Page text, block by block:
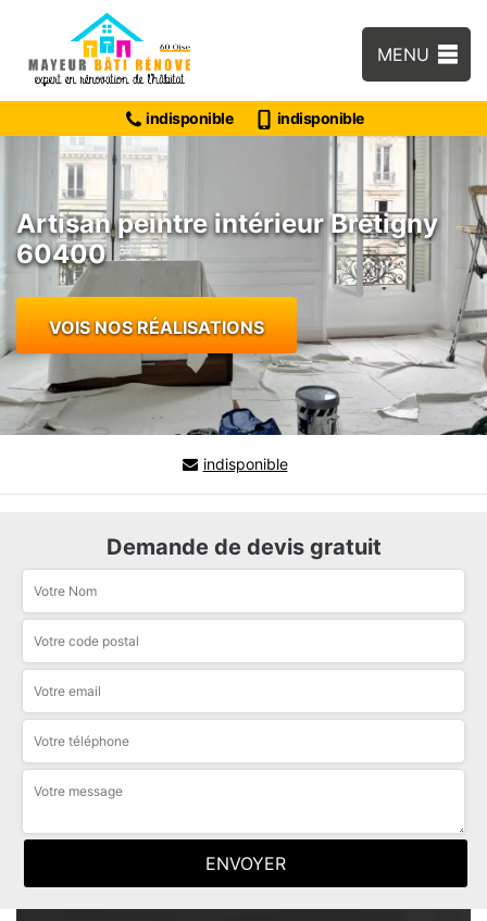
MENU
indisponible indisponible
Artisan peintre intérieur Bretigny
60400
VOIS NOS RÉALISATIONS
indisponible
Demande de devis gratuit